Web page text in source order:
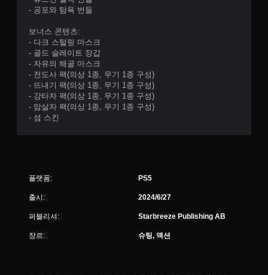
능
트
롤
러
진
동
/
햅
틱
- 공포와 탐욕 번들
보너스 콘텐츠:
- 다크 스털링 마스크
- 골드 슬레이트 장갑
- 자유의 해골 마스크
- 전도사 팩(의상 1종, 무기 1종 구성)
- 뜨내기 팩(의상 1종, 무기 1종 구성)
- 강타자 팩(의상 1종, 무기 1종 구성)
- 암살자 팩(의상 1종, 무기 1종 구성)
- 섬 스킨
플랫폼: PS5
출시: 2024/6/27
퍼블리셔: Starbreeze Publishing AB
장르: 슈팅, 액션